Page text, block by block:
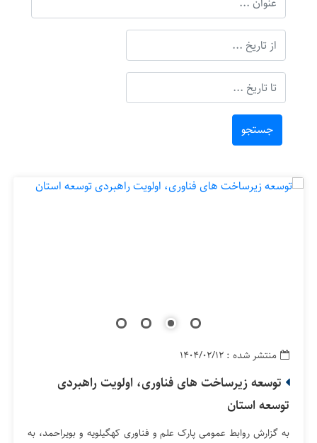
جستجو
منتشر شده : ۱۴۰۴/۰۲/۱۲
توسعه زیرساخت های فناوری، اولویت راهبردی
توسعه استان
به گزارش روابط عمومی پارک علم و فناوری کهگیلویه و بویراحمد، به